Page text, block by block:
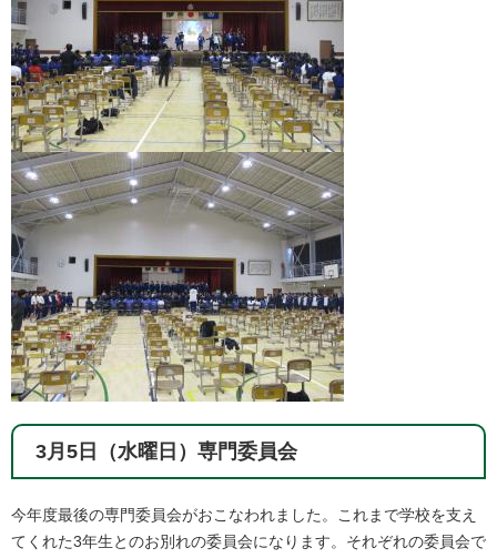
3月5日（水曜日）専門委員会
今年度最後の専門委員会がおこなわれました。これまで学校を支え
てくれた3年生とのお別れの委員会になります。それぞれの委員会で